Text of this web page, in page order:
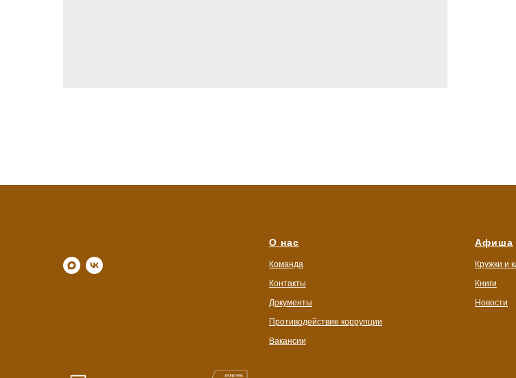
О нас
Команда
Контакты
Документы
Противодействие коррупции
Вакансии
Афиша
Кружки и
Книги
Новости